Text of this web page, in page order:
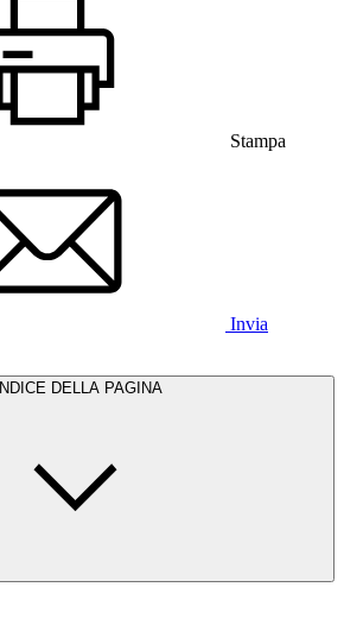
Stampa
Invia
INDICE DELLA PAGINA